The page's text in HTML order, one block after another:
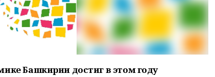
Башкирии достиг в этом году